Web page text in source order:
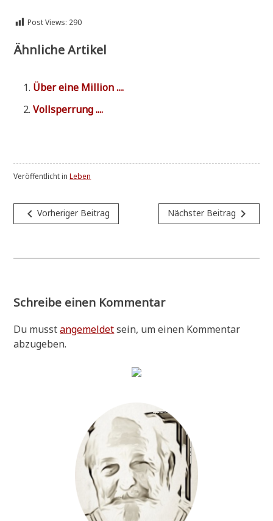
Post Views: 290
Ähnliche Artikel
Über eine Million ....
Voll­sper­rung ....
Veröffentlicht inLeben
Beitragsnavigation
navigate_beforeVorheriger Beitrag Nächster Beitrag navigate_next
Schreibe einen Kommentar
Du musstangemeldetsein, um einen Kommentar
abzugeben.